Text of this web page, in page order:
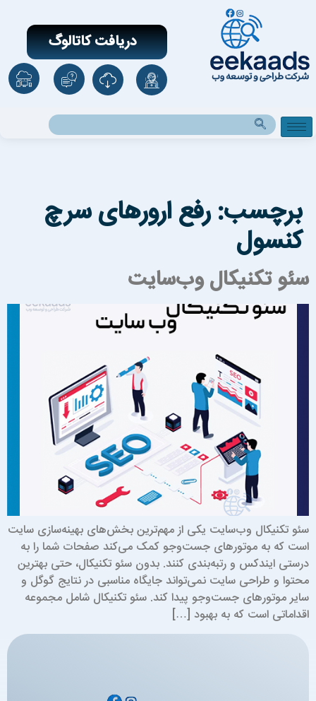
دریافت کاتالوگ
برچسب:رفع ارورهای سرچ
کنسول
سئو تکنیکال وب‌سایت
سئو تکنیکال وب‌سایت یکی از مهم‌ترین بخش‌های بهینه‌سازی سایت
است که به موتورهای جست‌وجو کمک می‌کند صفحات شما را به
درستی ایندکس و رتبه‌بندی کنند. بدون سئو تکنیکال، حتی بهترین
محتوا و طراحی سایت نمی‌تواند جایگاه مناسبی در نتایج گوگل و
سایر موتورهای جست‌وجو پیدا کند. سئو تکنیکال شامل مجموعه
اقداماتی است که به بهبود […]